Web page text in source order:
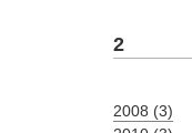
2
2008 (3)